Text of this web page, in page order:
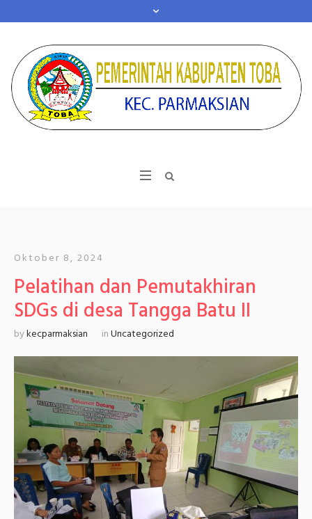
Oktober 8, 2024
Pelatihan dan Pemutakhiran
SDGs di desa Tangga Batu II
bykecparmaksian inUncategorized